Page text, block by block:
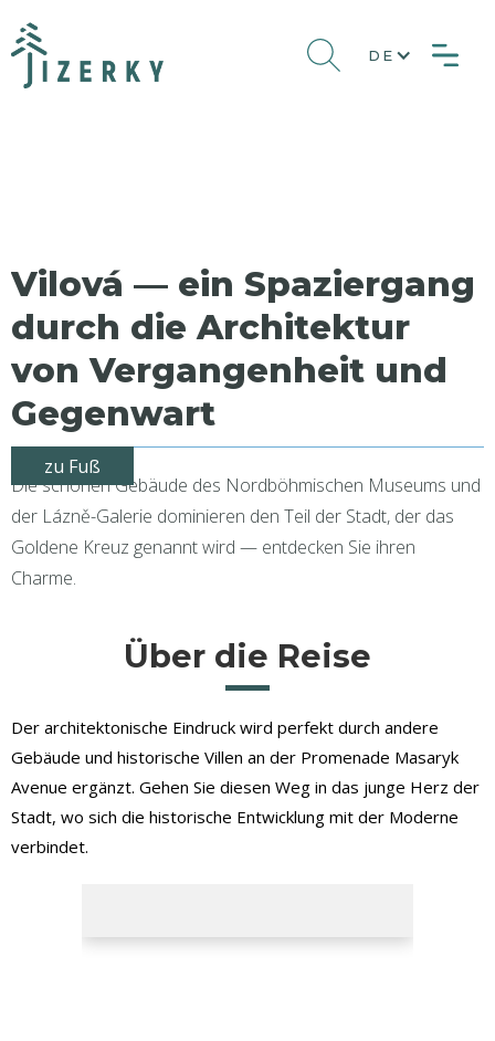
DE
Vilová — ein Spaziergang
durch die Architektur
von Vergangenheit und
Gegenwart
zu Fuß
Die schönen Gebäude des Nordböhmischen Museums und
der Lázně-Galerie dominieren den Teil der Stadt, der das
Goldene Kreuz genannt wird — entdecken Sie ihren
Charme.
Über die Reise
Der architektonische Eindruck wird perfekt durch andere
Gebäude und historische Villen an der Promenade Masaryk
Avenue ergänzt. Gehen Sie diesen Weg in das junge Herz der
Stadt, wo sich die historische Entwicklung mit der Moderne
verbindet.